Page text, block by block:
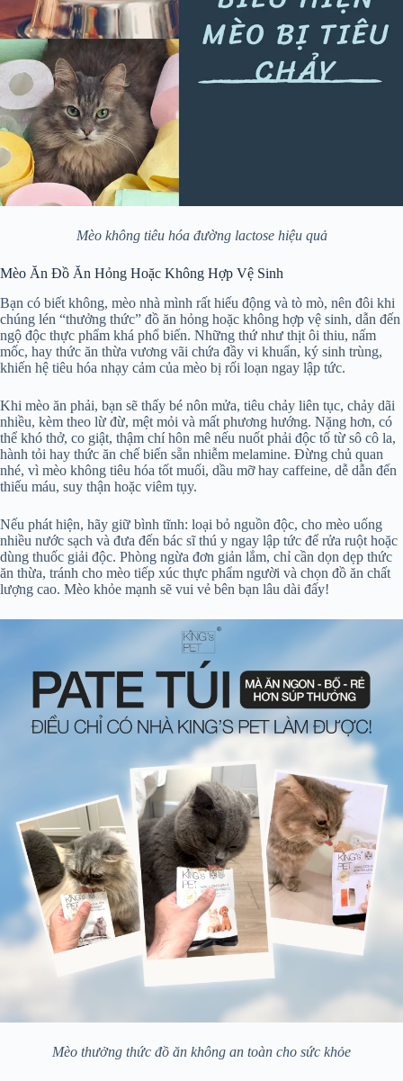
Mèo không tiêu hóa đường lactose hiệu quả
Mèo Ăn Đồ Ăn Hỏng Hoặc Không Hợp Vệ Sinh
Bạn có biết không, mèo nhà mình rất hiếu động và tò mò, nên đôi khi
chúng lén “thưởng thức” đồ ăn hỏng hoặc không hợp vệ sinh, dẫn đến
ngộ độc thực phẩm khá phổ biến. Những thứ như thịt ôi thiu, nấm
mốc, hay thức ăn thừa vương vãi chứa đầy vi khuẩn, ký sinh trùng,
khiến hệ tiêu hóa nhạy cảm của mèo bị rối loạn ngay lập tức.
Khi mèo ăn phải, bạn sẽ thấy bé nôn mửa, tiêu chảy liên tục, chảy dãi
nhiều, kèm theo lừ đừ, mệt mỏi và mất phương hướng. Nặng hơn, có
thể khó thở, co giật, thậm chí hôn mê nếu nuốt phải độc tố từ sô cô la,
hành tỏi hay thức ăn chế biến sẵn nhiễm melamine. Đừng chủ quan
nhé, vì mèo không tiêu hóa tốt muối, dầu mỡ hay caffeine, dễ dẫn đến
thiếu máu, suy thận hoặc viêm tụy.
Nếu phát hiện, hãy giữ bình tĩnh: loại bỏ nguồn độc, cho mèo uống
nhiều nước sạch và đưa đến bác sĩ thú y ngay lập tức để rửa ruột hoặc
dùng thuốc giải độc. Phòng ngừa đơn giản lắm, chỉ cần dọn dẹp thức
ăn thừa, tránh cho mèo tiếp xúc thực phẩm người và chọn đồ ăn chất
lượng cao. Mèo khỏe mạnh sẽ vui vẻ bên bạn lâu dài đấy!
Mèo thưởng thức đồ ăn không an toàn cho sức khỏe